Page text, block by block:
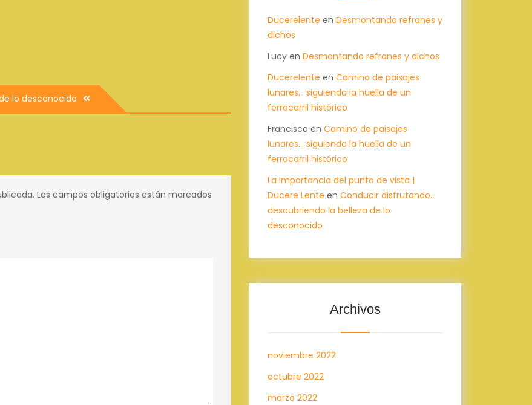
lo desconocido
Los campos obligatorios están marcados
Ducerelente en Desmontando refranes y
dichos
Lucy en Desmontando refranes y dichos
Ducerelente en Camino de paisajes
lunares… siguiendo la huella de un
ferrocarril histórico
Francisco en Camino de paisajes
lunares… siguiendo la huella de un
ferrocarril histórico
La importancia del punto de vista |
Ducere Lente en Conducir disfrutando…
descubriendo la belleza de lo
desconocido
Archivos
noviembre 2022
octubre 2022
marzo 2022